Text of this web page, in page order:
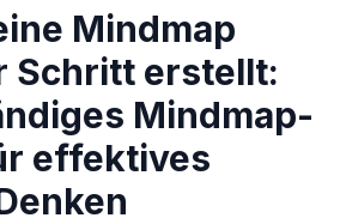
Mindmap
Schritt erstellt:
Mindmap-
effektives